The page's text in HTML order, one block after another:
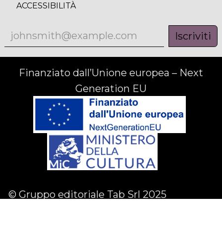
ACCESSIBILITÀ
Iscriviti
Finanziato dall’Unione europea – Next
Generation EU
© Gruppo editoriale Tab Srl 2025